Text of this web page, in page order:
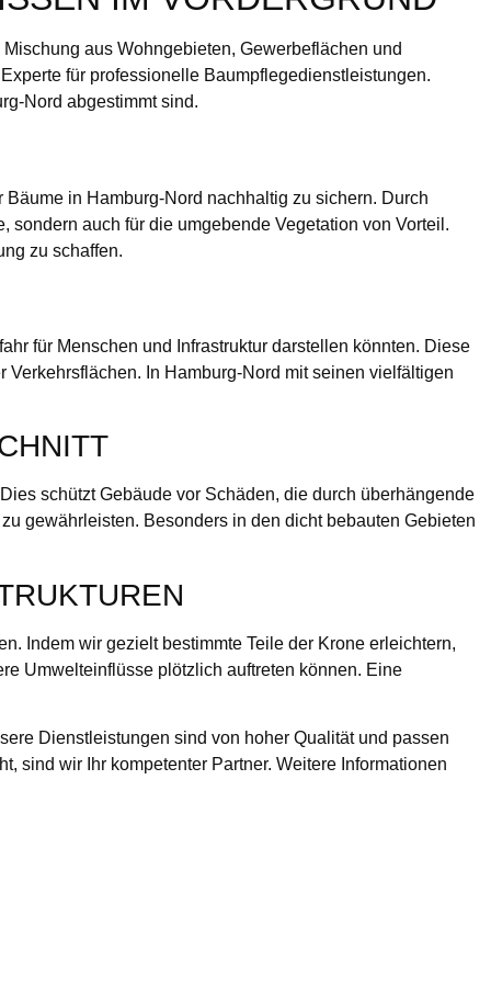
aus Wohngebieten, Gewerbeflächen und
für professionelle Baumpflegedienstleistungen.
Nord abgestimmt sind.
in Hamburg-Nord nachhaltig zu sichern. Durch
sondern auch für die umgebende Vegetation von Vorteil.
zu schaffen.
für Menschen und Infrastruktur darstellen könnten. Diese
In Hamburg-Nord mit seinen vielfältigen
schützt Gebäude vor Schäden, die durch überhängende
gewährleisten. Besonders in den dicht bebauten Gebieten
Indem wir gezielt bestimmte Teile der Krone erleichtern,
Umwelteinflüsse plötzlich auftreten können. Eine
Dienstleistungen sind von hoher Qualität und passen
sind wir Ihr kompetenter Partner. Weitere Informationen